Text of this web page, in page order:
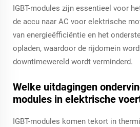
IGBT-modules zijn essentieel voor
de accu naar AC voor elektrische
van energieëfficiëntie en het
opladen, waardoor de rijdomein
downtimewereld wordt verminderd.
Welke uitdagingen
modules in elektrische
IGBT-modules komen tekort in